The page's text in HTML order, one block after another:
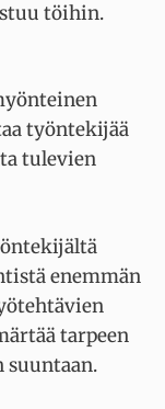
töihin.
työntekijää
tulevien
enemmän
tarpeen
suuntaan.